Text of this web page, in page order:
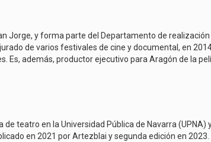
Jorge, y forma parte del Departamento de
de varios festivales de cine y documental, en
Es, además, productor ejecutivo para Aragón de la
teatro en la Universidad Pública de Navarra (UPNA)
en 2021 por Artezblai y segunda edición en